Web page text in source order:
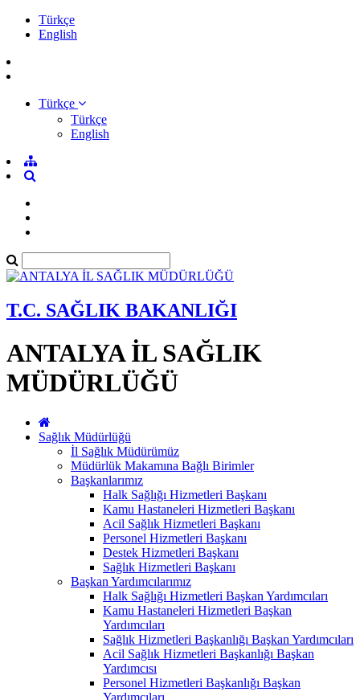
Türkçe
English
Türkçe
Türkçe
English
T.C. SAĞLIK BAKANLIĞI
ANTALYA İL SAĞLIK
MÜDÜRLÜĞÜ
Sağlık Müdürlüğü
İl Sağlık Müdürümüz
Müdürlük Makamına Bağlı Birimler
Başkanlarımız
Halk Sağlığı Hizmetleri Başkanı
Kamu Hastaneleri Hizmetleri Başkanı
Acil Sağlık Hizmetleri Başkanı
Personel Hizmetleri Başkanı
Destek Hizmetleri Başkanı
Sağlık Hizmetleri Başkanı
Başkan Yardımcılarımız
Halk Sağlığı Hizmetleri Başkan Yardımcıları
Kamu Hastaneleri Hizmetleri Başkan
Yardımcıları
Sağlık Hizmetleri Başkanlığı Başkan Yardımcıları
Acil Sağlık Hizmetleri Başkanlığı Başkan
Yardımcısı
Personel Hizmetleri Başkanlığı Başkan
Yardımcıları